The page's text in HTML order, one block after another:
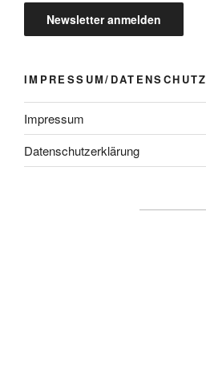
IMPRESSUM/DATENSCHUTZ
Impressum
Datenschutzerklärung